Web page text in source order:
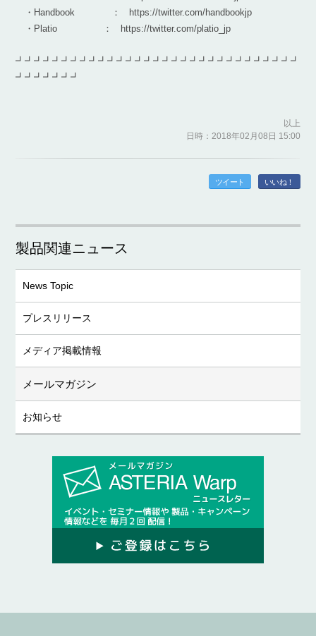
・Handbook ： https://twitter.com/handbookjp
・Platio ： https://twitter.com/platio_jp
┛┛┛┛┛┛┛┛┛┛┛┛┛┛┛┛┛┛┛┛┛┛┛┛┛┛┛┛┛┛┛
┛┛┛┛┛┛┛
以上
日時：2018年02月08日 15:00
ツイート いいね！
製品関連ニュース
News Topic
プレスリリース
メディア掲載情報
メールマガジン
お知らせ